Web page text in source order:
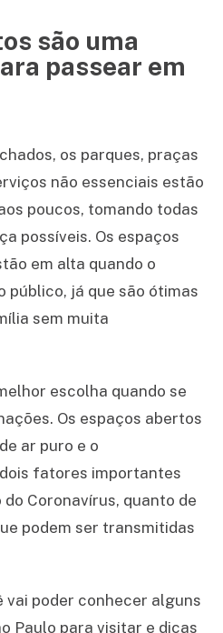
são uma
passear em
os parques, praças
não essenciais estão
poucos, tomando todas
possíveis. Os espaços
em alta quando o
público, já que são ótimas
sem muita
escolha quando se
Os espaços abertos
ar puro e o
fatores importantes
Coronavírus, quanto de
podem ser transmitidas
vai poder conhecer alguns
Paulo para visitar e dicas